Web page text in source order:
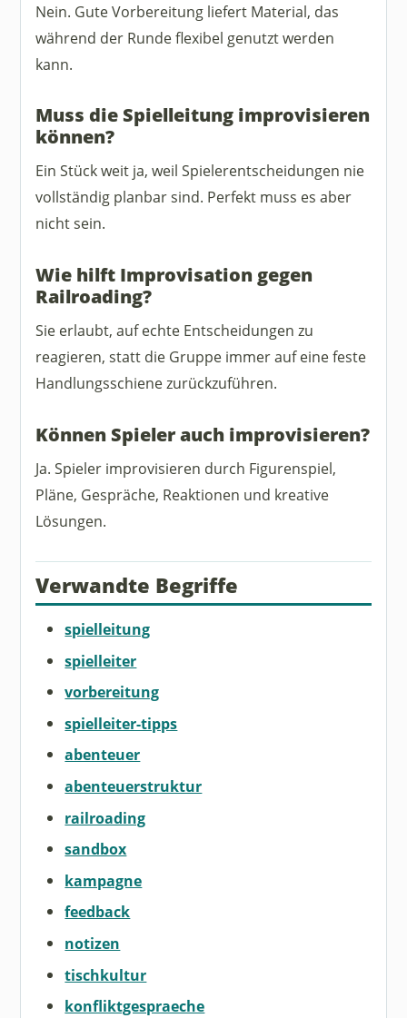
Nein. Gute Vorbereitung liefert Material, das
während der Runde flexibel genutzt werden
kann.
Muss die Spielleitung improvisieren
können?
Ein Stück weit ja, weil Spielerentscheidungen nie
vollständig planbar sind. Perfekt muss es aber
nicht sein.
Wie hilft Improvisation gegen
Railroading?
Sie erlaubt, auf echte Entscheidungen zu
reagieren, statt die Gruppe immer auf eine feste
Handlungsschiene zurückzuführen.
Können Spieler auch improvisieren?
Ja. Spieler improvisieren durch Figurenspiel,
Pläne, Gespräche, Reaktionen und kreative
Lösungen.
Verwandte Begriffe
spielleitung
spielleiter
vorbereitung
spielleiter-tipps
abenteuer
abenteuerstruktur
railroading
sandbox
kampagne
feedback
notizen
tischkultur
konfliktgespraeche